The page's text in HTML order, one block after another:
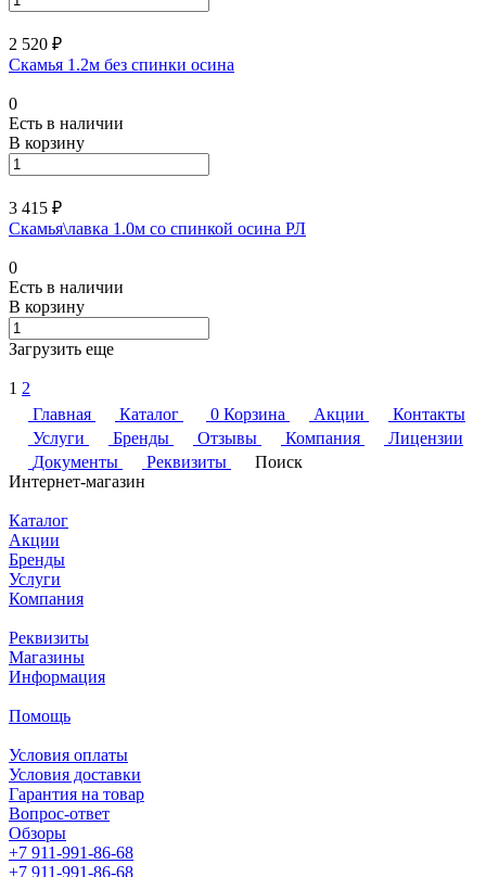
2 520 ₽
Скамья 1.2м без спинки осина
0
Есть в наличии
В корзину
3 415 ₽
Скамья\лавка 1.0м со спинкой осина РЛ
0
Есть в наличии
В корзину
Загрузить еще
1 2
Главная
Каталог 0 Корзина Акции
Контакты
Услуги
Бренды Отзывы Компания
Лицензии
Документы
Реквизиты
Поиск
Интернет-магазин
Каталог
Акции
Бренды
Услуги
Компания
Реквизиты
Магазины
Информация
Помощь
Условия оплаты
Условия доставки
Гарантия на товар
Вопрос-ответ
Обзоры
+7 911-991-86-68
+7 911-991-86-68